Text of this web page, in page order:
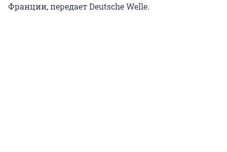
Франции, передает Deutsche Welle.